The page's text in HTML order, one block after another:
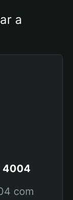
a
4004
com